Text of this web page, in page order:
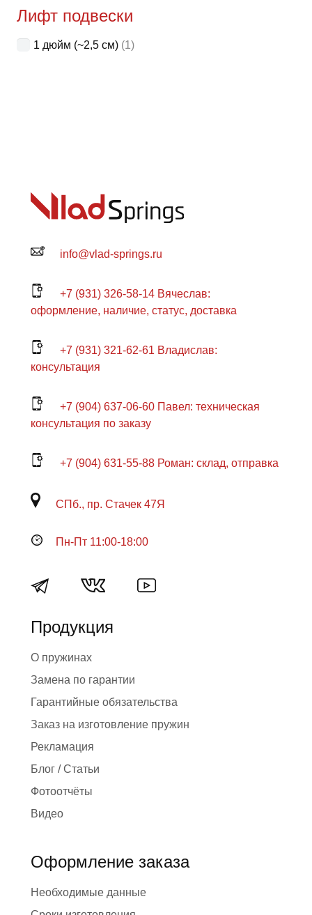
Лифт подвески
1 дюйм (~2,5 см) (1)
info@vlad-springs.ru
+7 (931) 326-58-14 Вячеслав:
оформление, наличие, статус, доставка
+7 (931) 321-62-61 Владислав:
консультация
+7 (904) 637-06-60 Павел: техническая
консультация по заказу
+7 (904) 631-55-88 Роман: склад, отправка
СПб., пр. Стачек 47Я
Пн-Пт 11:00-18:00
Продукция
О пружинах
Замена по гарантии
Гарантийные обязательства
Заказ на изготовление пружин
Рекламация
Блог / Статьи
Фотоотчёты
Видео
Оформление заказа
Необходимые данные